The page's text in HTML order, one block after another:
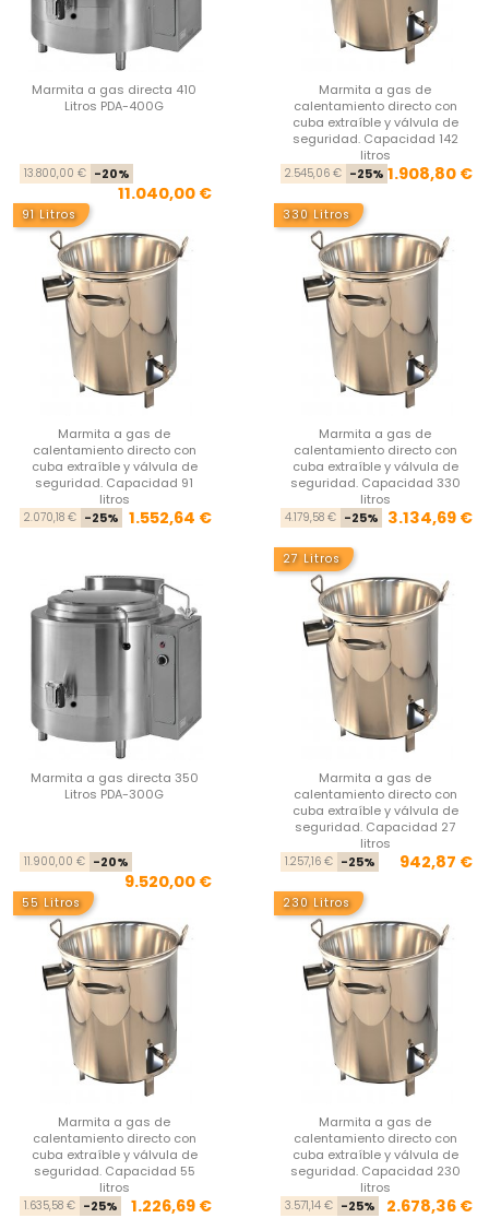
Marmita a gas directa 410
Litros PDA-400G
Precio base
13.800,00 € -20%
11.040,00 €
Marmita a gas de
calentamiento directo con
cuba extraíble y válvula de
seguridad. Capacidad 142
litros
2.545,06 € -25% 1.908,80 €
91 Litros
Marmita a gas de
calentamiento directo con
cuba extraíble y válvula de
seguridad. Capacidad 91
litros
Precio base
2.070,18 € -25% Precio
1.552,64 €
330 Litros
Marmita a gas de
calentamiento directo con
cuba extraíble y válvula de
seguridad. Capacidad 330
litros
4.179,58 € -25% 3.134,69 €
Marmita a gas directa 350
Litros PDA-300G
Precio base
11.900,00 € -20%
9.520,00 €
27 Litros
Marmita a gas de
calentamiento directo con
cuba extraíble y válvula de
seguridad. Capacidad 27
litros
1.257,16 € -25% 942,87 €
55 Litros
Marmita a gas de
calentamiento directo con
cuba extraíble y válvula de
seguridad. Capacidad 55
litros
Precio base
1.635,58 € -25% Precio
1.226,69 €
230 Litros
Marmita a gas de
calentamiento directo con
cuba extraíble y válvula de
seguridad. Capacidad 230
litros
3.571,14 € -25% 2.678,36 €